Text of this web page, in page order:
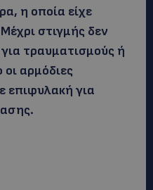
η οποία είχε
στιγμής δεν
τραυματισμούς ή
αρμόδιες
επιφυλακή για